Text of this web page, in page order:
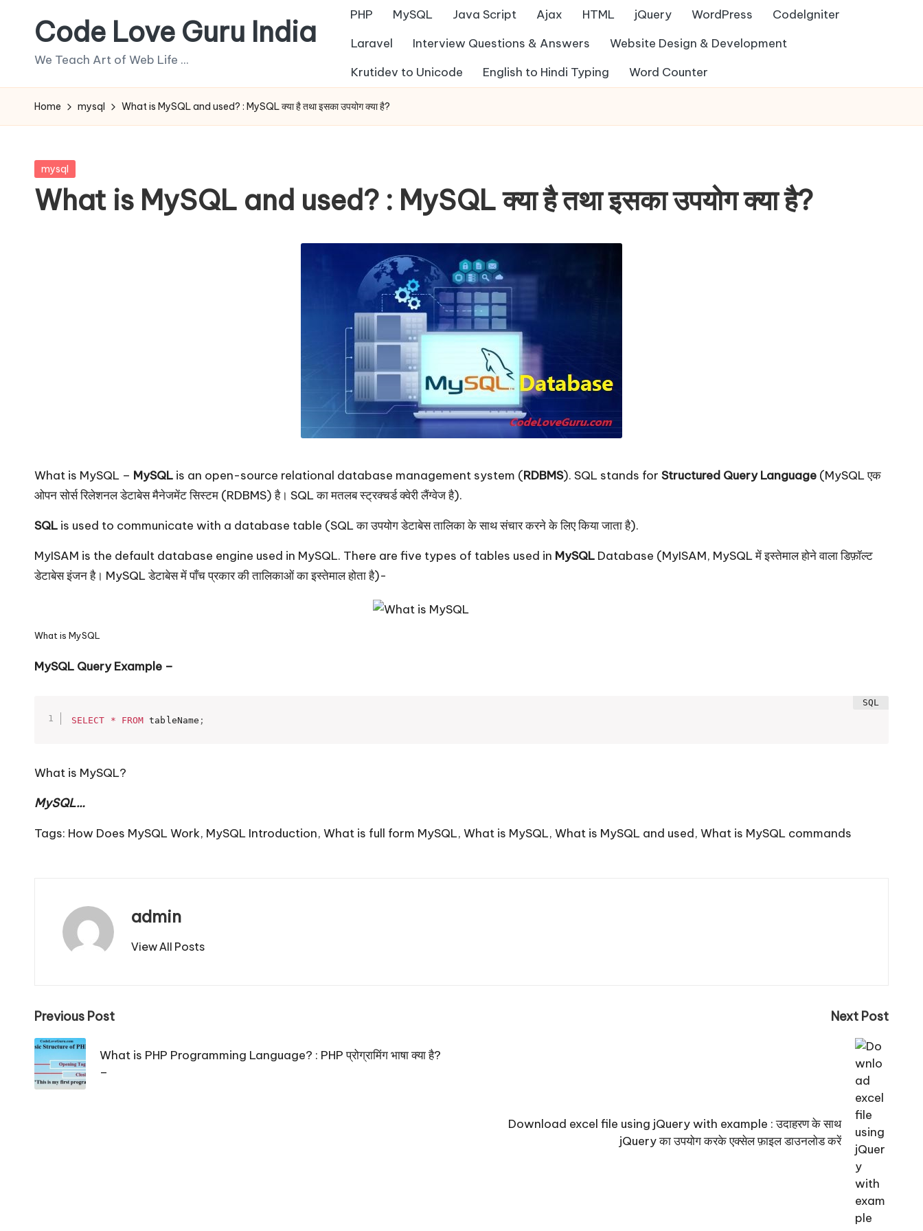
Code Love Guru India
We Teach Art of Web Life ...
PHP MySQL Java Script Ajax HTML jQuery WordPress
Codelgniter
Laravel
Interview Questions & Answers
Website Design & Development
Krutidev to Unicode
English to Hindi Typing Word Counter
Home mysql What is MySQL and used? : MySQL क्या है तथा इसका उपयोग क्या है?
Posted
mysql
What is MySQL and used? : MySQL क्या है तथा इसका उपयोग क्या है?
What is MySQL – MySQL is an open-source relational database management system (RDBMS). SQL stands for Structured Query Language (MySQL एक
ओपन सोर्स रिलेशनल डेटाबेस मैनेजमेंट सिस्टम (RDBMS) है। SQL का मतलब स्ट्रक्चर्ड क्वेरी लैंग्वेज है).
SQL is used to communicate with a database table (SQL का उपयोग डेटाबेस तालिका के साथ संचार करने के लिए किया जाता है).
MyISAM is the default database engine used in MySQL. There are five types of tables used in MySQL Database (MyISAM, MySQL में इस्तेमाल होने वाला डिफ़ॉल्ट
डेटाबेस इंजन है। MySQL डेटाबेस में पाँच प्रकार की तालिकाओं का इस्तेमाल होता है)-
What is MySQL
MySQL Query Example –
SELECT * FROM tableName ;
What is MySQL?
MySQL…
Tags: How Does MySQL Work, MySQL Introduction, What is full form MySQL, What is MySQL, What is MySQL and used, What is MySQL commands
admin
View All Posts
Post
navigation
Previous Post
What is PHP Programming Language? : PHP प्रोग्रामिंग भाषा क्या है?
–
Next Post
Download excel file using jQuery with example : उदाहरण के साथ
jQuery का उपयोग करके एक्सेल फ़ाइल डाउनलोड करें